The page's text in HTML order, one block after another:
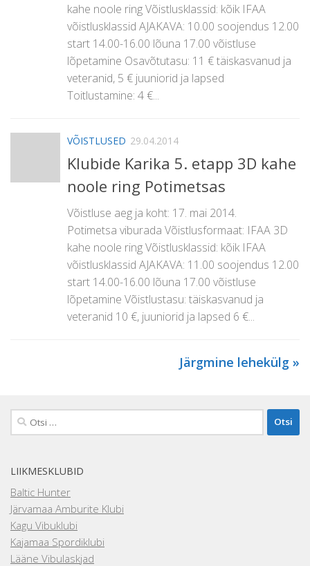
kahe noole ring Võistlusklassid: kõik IFAA
võistlusklassid AJAKAVA: 10.00 soojendus 12.00
start 14.00-16.00 lõuna 17.00 võistluse
lõpetamine Osavõtutasu: 11 € täiskasvanud ja
veteranid, 5 € juuniorid ja lapsed
Toitlustamine: 4 €...
VÕISTLUSED 29.04.2014
Klubide Karika 5. etapp 3D kahe
noole ring Potimetsas
Võistluse aeg ja koht: 17. mai 2014.
Potimetsa viburada Võistlusformaat: IFAA 3D
kahe noole ring Võistlusklassid: kõik IFAA
võistlusklassid AJAKAVA: 11.00 soojendus 12.00
start 14.00-16.00 lõuna 17.00 võistluse
lõpetamine Võistlustasu: täiskasvanud ja
veteranid 10 €, juuniorid ja lapsed 6 €...
Järgmine lehekülg »
Otsi:
LIIKMESKLUBID
Baltic Hunter
Järvamaa Amburite Klubi
Kagu Vibuklubi
Kajamaa Spordiklubi
Lääne Vibulaskjad